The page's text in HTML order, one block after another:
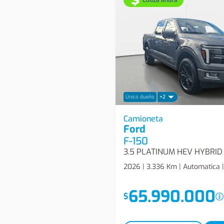
Único dueño +2
Ford F-150 3.5 Platinum
4x4 At 4p Camioneta
Camioneta
Ford
F-150
2026 | 3.336 Km | Automatica
$65.990.000